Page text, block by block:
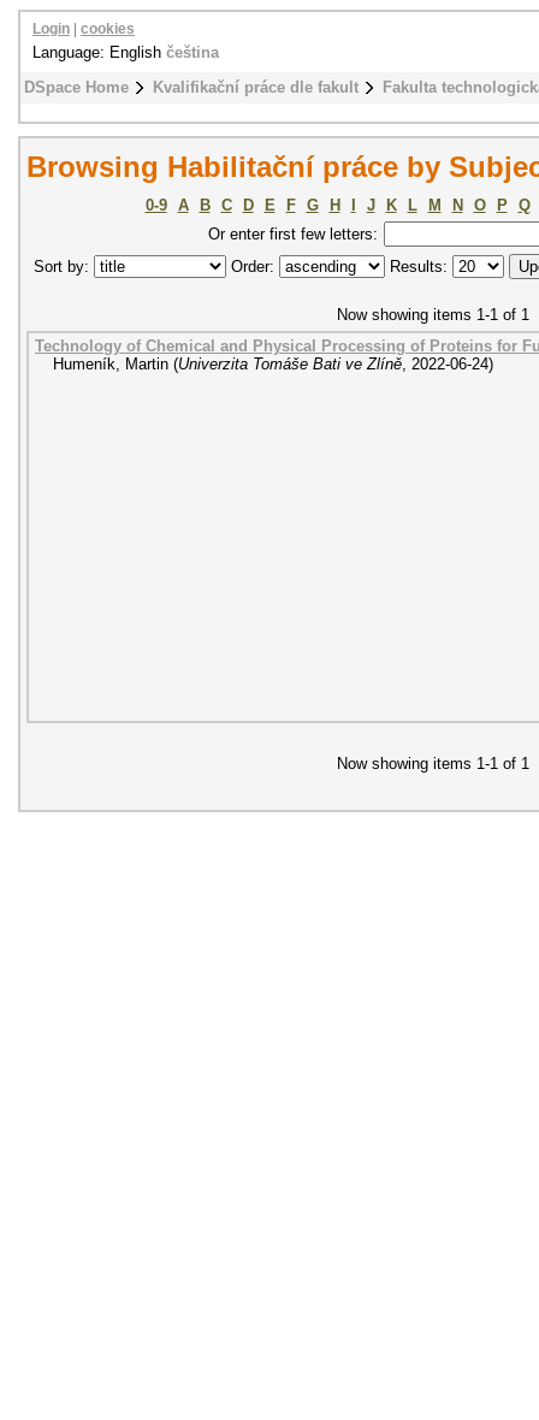
DSpace Home Kvalifikační práce dle fakult Fakulta
Login cookies
Language: English čeština
Browsing Habilitační práce by
0-9 A B C D E F G H J K L M N O P
Q
Or enter first few letters:
Sort by:
Order: Results:
Now showing items 1-1 of 1
Technology of Chemical and Physical Processing of Proteins for
Humeník, Martin (Univerzita Tomáše Bati ve Zlíně, 2022-06-24)
Now showing items 1-1 of 1